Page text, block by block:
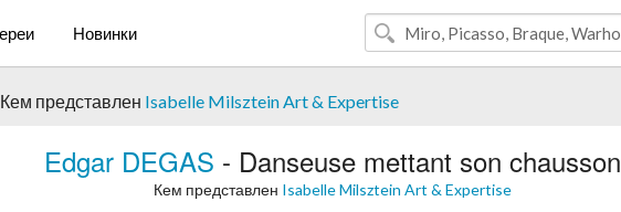
Новинки
Кем представлен Isabelle Milsztein Art & Expertise
Edgar DEGAS - Danseuse mettant son chausson
Кем представлен Isabelle Milsztein Art & Expertise